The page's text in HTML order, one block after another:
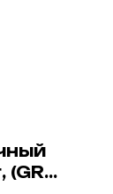
(GRJ